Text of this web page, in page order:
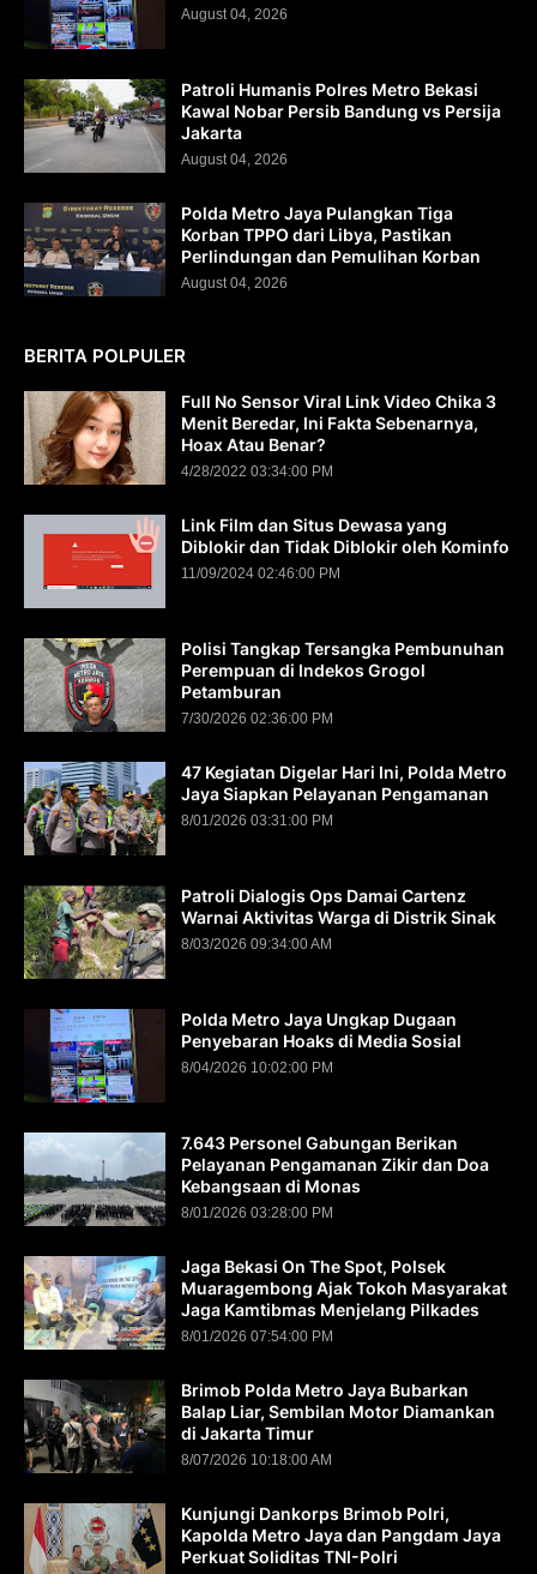
August 04, 2026
Patroli Humanis Polres Metro Bekasi
Kawal Nobar Persib Bandung vs Persija
Jakarta
August 04, 2026
Polda Metro Jaya Pulangkan Tiga
Korban TPPO dari Libya, Pastikan
Perlindungan dan Pemulihan Korban
August 04, 2026
BERITA POLPULER
Full No Sensor Viral Link Video Chika 3
Menit Beredar, Ini Fakta Sebenarnya,
Hoax Atau Benar?
4/28/2022 03:34:00 PM
Link Film dan Situs Dewasa yang
Diblokir dan Tidak Diblokir oleh Kominfo
11/09/2024 02:46:00 PM
Polisi Tangkap Tersangka Pembunuhan
Perempuan di Indekos Grogol
Petamburan
7/30/2026 02:36:00 PM
47 Kegiatan Digelar Hari Ini, Polda Metro
Jaya Siapkan Pelayanan Pengamanan
8/01/2026 03:31:00 PM
Patroli Dialogis Ops Damai Cartenz
Warnai Aktivitas Warga di Distrik Sinak
8/03/2026 09:34:00 AM
Polda Metro Jaya Ungkap Dugaan
Penyebaran Hoaks di Media Sosial
8/04/2026 10:02:00 PM
7.643 Personel Gabungan Berikan
Pelayanan Pengamanan Zikir dan Doa
Kebangsaan di Monas
8/01/2026 03:28:00 PM
Jaga Bekasi On The Spot, Polsek
Muaragembong Ajak Tokoh Masyarakat
Jaga Kamtibmas Menjelang Pilkades
8/01/2026 07:54:00 PM
Brimob Polda Metro Jaya Bubarkan
Balap Liar, Sembilan Motor Diamankan
di Jakarta Timur
8/07/2026 10:18:00 AM
Kunjungi Dankorps Brimob Polri,
Kapolda Metro Jaya dan Pangdam Jaya
Perkuat Soliditas TNI-Polri